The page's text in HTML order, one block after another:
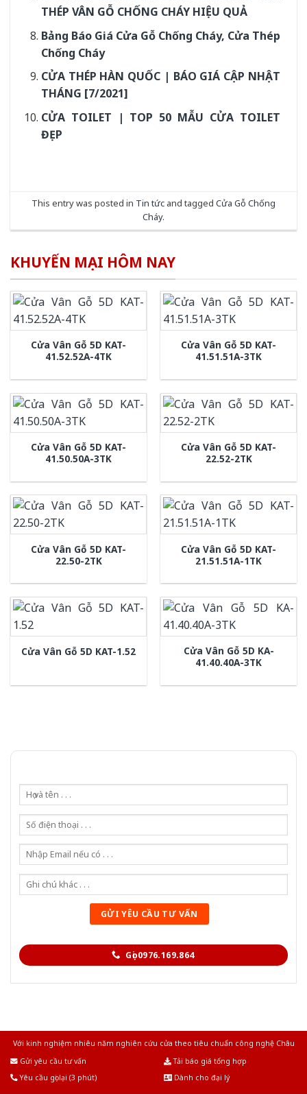
THÉP VÂN GỖ CHỐNG CHÁY HIỆU QUẢ
Bảng Báo Giá Cửa Gỗ Chống Cháy, Cửa Thép
Chống Cháy
CỬA THÉP HÀN QUỐC | BÁO GIÁ CẬP NHẬT
THÁNG [7/2021]
CỬA TOILET | TOP 50 MẪU CỬA TOILET
ĐẸP
This entry was posted in Tin tức and tagged Cửa Gỗ Chống
Cháy.
KHUYẾN MẠI HÔM NAY
Cửa Vân Gỗ 5D KAT-
41.52.52A-4TK
Cửa Vân Gỗ 5D KAT-
41.51.51A-3TK
Cửa Vân Gỗ 5D KAT-
41.50.50A-3TK
Cửa Vân Gỗ 5D KAT-
22.52-2TK
Cửa Vân Gỗ 5D KAT-
22.50-2TK
Cửa Vân Gỗ 5D KAT-
21.51.51A-1TK
Cửa Vân Gỗ 5D KAT-1.52
Cửa Vân Gỗ 5D KA-
41.40.40A-3TK
Gọi 0976.169.864
Với kinh nghiệm nhiêu năm nghiên cứu cửa theo tiêu chuẩn công nghệ Châu
Gửi yêu cầu tư vấn
Tải báo giá tổng hợp
Yêu cầu gọi lại (3 phút)
Dành cho đại lý